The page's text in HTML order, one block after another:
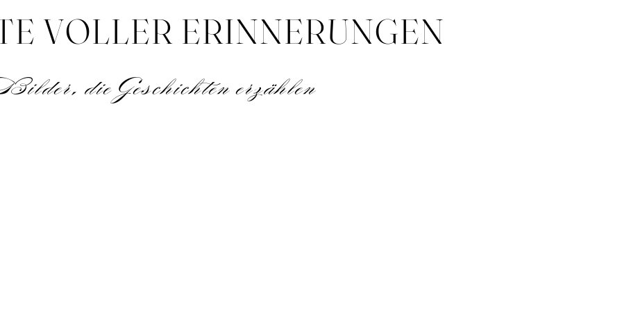
VOLLER ERINNERUNGEN
die Geschichten erzählen